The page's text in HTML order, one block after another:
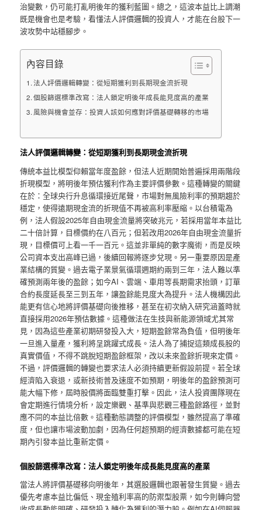
治變數，仍可能打亂明後年的獲利藍圖。總之，這波本益比上調潮
既是機會也是考驗，看懂法人評價邏輯的投資人，才能在台股下一
波攻勢中站穩腳步。
內容目錄
法人評價邏輯轉變：從短期獲利到長期現金流折現
個股篩選標準改寫：法人鎖定明後年成長能見度高的產業
風險與機會並存：投資人該如何應對評價基礎轉移的市場
法人評價邏輯轉變：從短期獲利到長期現金流折現
傳統本益比模型仰賴當年度盈餘，但法人近期開始普遍採用兩階段
折現模型，將明後年預估獲利作為主要評價參數。這種轉變的關鍵
在於：全球央行升息循環接近尾聲，市場對無風險利率的預期趨於
穩定，使得遠期現金流的折現值不再被高利率壓縮。以台積電為
例，法人假設2025年自由現金流量將突破兆元，若採用當年本益比
二十倍計算，目標價約在八百元；但若改用2026年自由現金流量折
現，目標價可上看一千一百元。這並非單純的數字魔術，而是反映
公司資本支出高峰已過，後續回報將逐步兌現。另一重要原因是產
業結構的質變。過去電子業景氣循環週期約兩到三年，法人難以準
確預測兩年後的盈餘；如今AI、雲端、車用等長期需求抬頭，訂單
合約長度延長至三到五年，讓盈餘能見度大為提升。法人機構因此
能更有信心地將評價基礎向後推移，甚至在初次納入研究涵蓋時就
直接採用2026年預估數據。這種做法在生技與新能源領域尤其常
見，因為這些產業初期研發投入大，短期盈餘常為負值，但明後年
一旦進入量產，獲利將呈跳躍式成長。法人為了捕捉這類成長股的
真實價值，不得不跳脫短期盈餘框架，改以未來盈餘折現來定價。
不過，評價邏輯的轉變也要求法人必須持續更新假設前提。若全球
經濟陷入衰退，或新技術普及速度不如預期，明後年的盈餘預測可
能大幅下修，屆時股價將面臨雙重打擊。因此，法人投資團隊現在
會定期進行情境分析，設定樂觀、基準與悲觀三種盈餘路徑，並對
應不同的本益比倍數。這種動態調整的評價模型，雖然提高了準確
度，但也讓市場波動加劇，因為任何超預期的經濟數據都可能在短
期內引發本益比重新定價。
個股篩選標準改寫：法人鎖定明後年成長能見度高的產業
當法人將評價基礎移向明後年，其選股邏輯也跟著發生質變。過去
優先考慮本益比偏低、現金殖利率高的防禦型股票，如今則轉向營